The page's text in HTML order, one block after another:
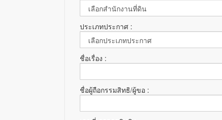
ประเภทประกาศ :
ชื่อเรื่อง :
ชื่อผู้ถือกรรมสิทธิ/ผู้ขอ :